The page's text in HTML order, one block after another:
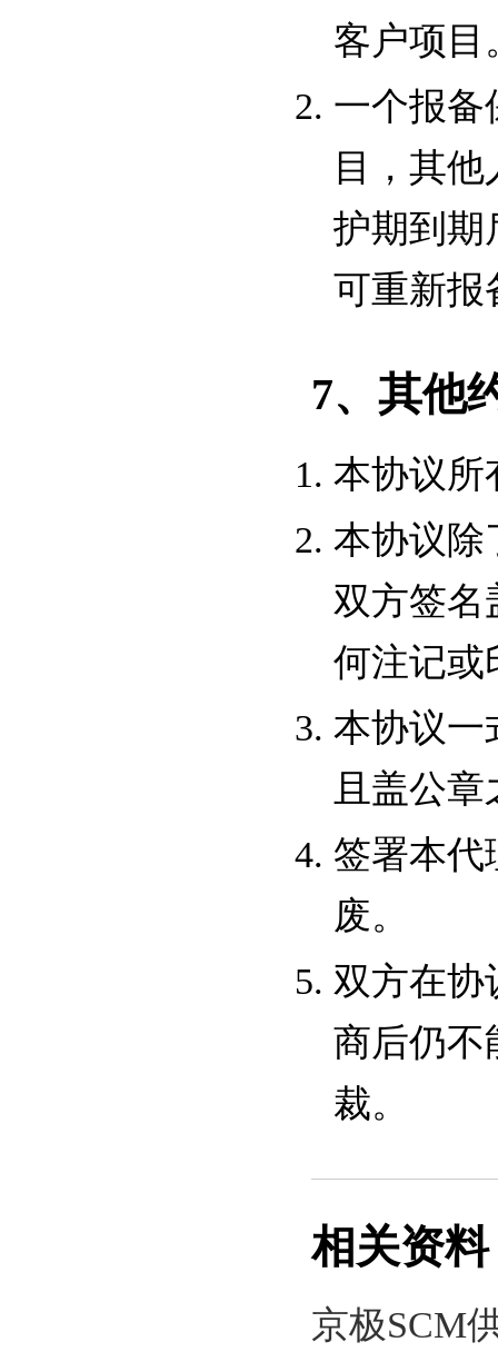
客户项目
一个报备
目，其
护期到期
可重新报
7、其他
本协议所
本协议除
双方签名
何注记或
本协议一
且盖公
签署本代
废。
双方在协
商后仍不
裁。
相关资料
京极SCM